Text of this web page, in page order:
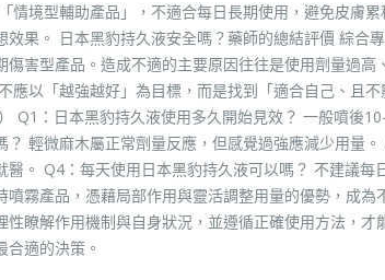
情境型輔助產品」，不適合每日長期使用，避免皮膚
效果。 日本黑豹持久液安全嗎？藥師的總結評價 綜合
傷害型產品。造成不適的主要原因往往是使用劑量過
應以「越強越好」為目標，而是找到「適合自己、且
Q1：日本黑豹持久液使用多久開始見效？ 一般噴後
？ 輕微麻木屬正常劑量反應，但感覺過強應減少用量
醫。 Q4：每天使用日本黑豹持久液可以嗎？ 不建議
噴霧產品，憑藉局部作用與靈活調整用量的優勢，成
性瞭解作用機制與自身狀況，並遵循正確使用方法，
合適的決策。